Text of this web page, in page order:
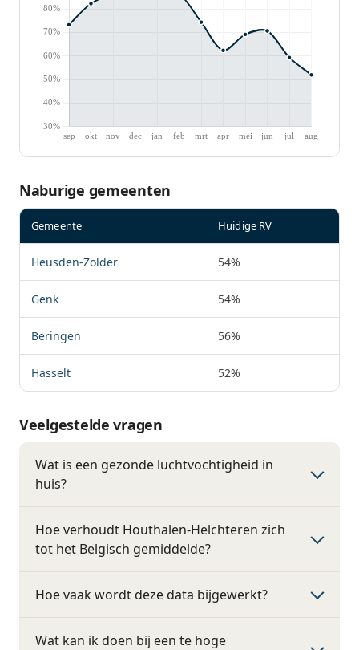
Naburige gemeenten
Gemeente Huidige RV
Heusden-Zolder 54%
Genk 54%
Beringen 56%
Hasselt 52%
Veelgestelde vragen
Wat is een gezonde luchtvochtigheid in
huis?
Hoe verhoudt Houthalen-Helchteren zich
tot het Belgisch gemiddelde?
Hoe vaak wordt deze data bijgewerkt?
Wat kan ik doen bij een te hoge